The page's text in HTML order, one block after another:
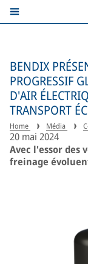
BENDIX
PROGRESSIF
D'AIR
TRANSPORT
Home Média
20 mai 2024
Avec l'essor des
freinage